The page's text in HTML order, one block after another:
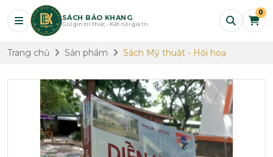
SÁCH BẢO KHANG
Giữ gìn tri thức - Kết nối giá trị
0
Trang chủ Sản phẩm Sách Mỹ thuật - Hội hoạ